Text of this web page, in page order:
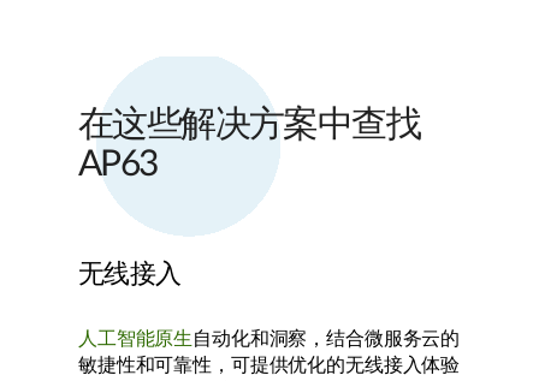
在这些解决方案中查找
AP63
无线接入
人工智能原生自动化和洞察，结合微服务云的
敏捷性和可靠性，可提供优化的无线接入体验